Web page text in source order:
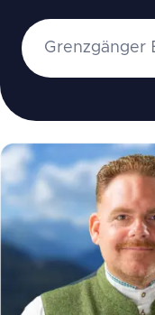
Grenzgänger